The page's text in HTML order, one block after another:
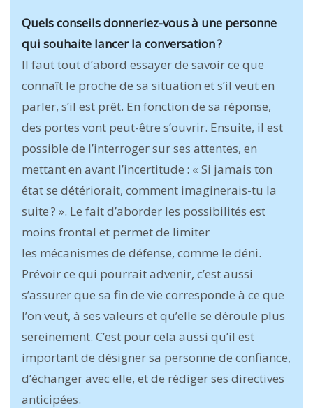
Quels conseils donneriez-vous à une personne
qui souhaite lancer la conversation ?
Il faut tout d’abord essayer de savoir ce que
connaît le proche de sa situation et s’il veut en
parler, s’il est prêt. En fonction de sa réponse,
des portes vont peut-être s’ouvrir. Ensuite, il est
possible de l’interroger sur ses attentes, en
mettant en avant l’incertitude : « Si jamais ton
état se détériorait, comment imaginerais-tu la
suite ? ». Le fait d’aborder les possibilités est
moins frontal et permet de limiter
les mécanismes de défense, comme le déni.
Prévoir ce qui pourrait advenir, c’est aussi
s’assurer que sa fin de vie corresponde à ce que
l’on veut, à ses valeurs et qu’elle se déroule plus
sereinement. C’est pour cela aussi qu’il est
important de désigner sa personne de confiance,
d’échanger avec elle, et de rédiger ses directives
anticipées.